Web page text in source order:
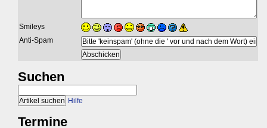
Smileys
Anti-Spam
Suchen
Hilfe
Termine